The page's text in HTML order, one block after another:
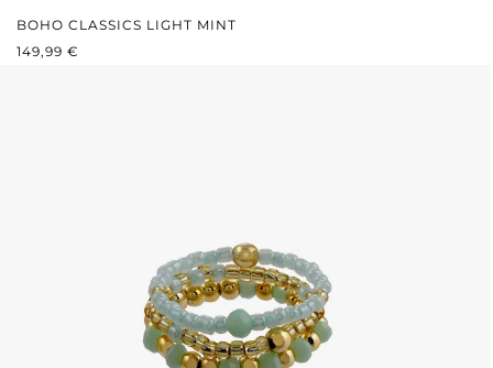
BOHO CLASSICS LIGHT MINT
PRIX RÉGULIER :
149,99 €